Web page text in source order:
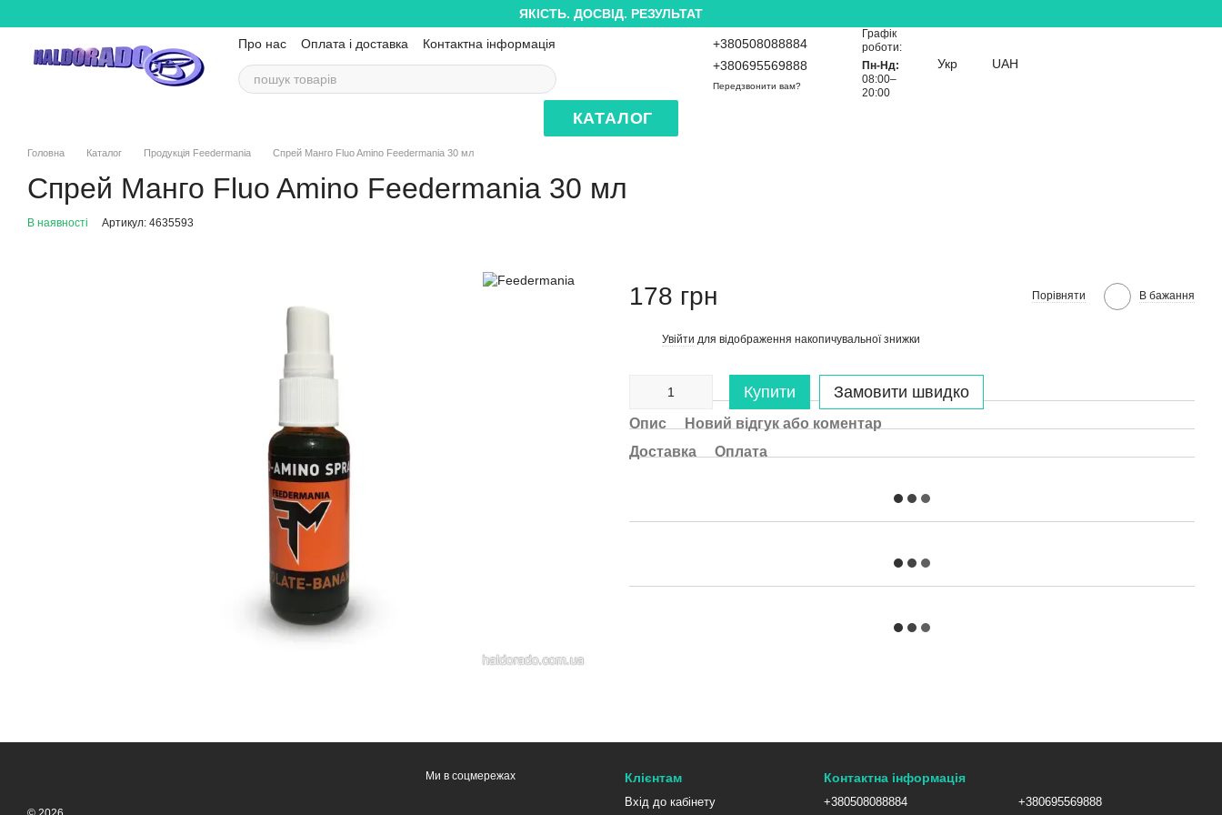
ЯКІСТЬ. ДОСВІД. РЕЗУЛЬТАТ
Про нас Оплата і доставка Контактна інформація
+380508088884
+380695569888
Передзвонити вам?
Графік
роботи:
Пн-Нд:
08:00–
20:00
Укр UAH
КАТАЛОГ
Головна Каталог Продукція Feedermania Спрей Манго Fluo Amino Feedermania 30 мл
Спрей Манго Fluo Amino Feedermania 30 мл
В наявності Артикул: 4635593
178 грн Порівняти В бажання
Увійти для відображення накопичувальної знижки
Купити Замовити швидко
Опис
Новий відгук або коментар
Доставка
Оплата
Ми в соцмережах Клієнтам
Вхід до кабінету
Контактна інформація
+380508088884 +380695569888